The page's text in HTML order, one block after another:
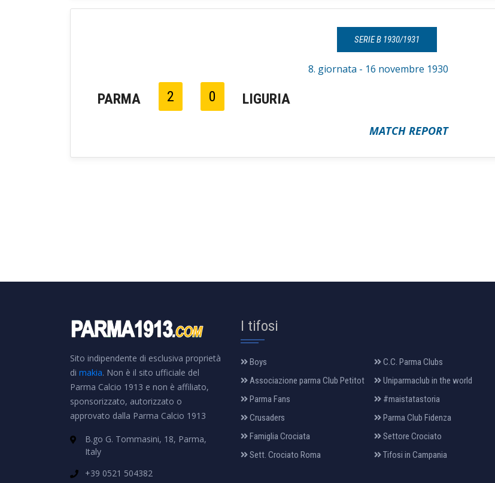
SERIE B 1930/1931
8. giornata - 16 novembre 1930
PARMA 2 0 LIGURIA
MATCH REPORT
Sito indipendente di esclusiva proprietà
di makia. Non è il sito ufficiale del
Parma Calcio 1913 e non è affiliato,
sponsorizzato, autorizzato o
approvato dalla Parma Calcio 1913
B.go G. Tommasini, 18, Parma,
Italy
+39 0521 504382
I tifosi
Boys
C.C. Parma Clubs
Associazione parma Club Petitot
Uniparmaclub in the world
Parma Fans
#maistatastoria
Crusaders
Parma Club Fidenza
Famiglia Crociata
Settore Crociato
Sett. Crociato Roma
Tifosi in Campania